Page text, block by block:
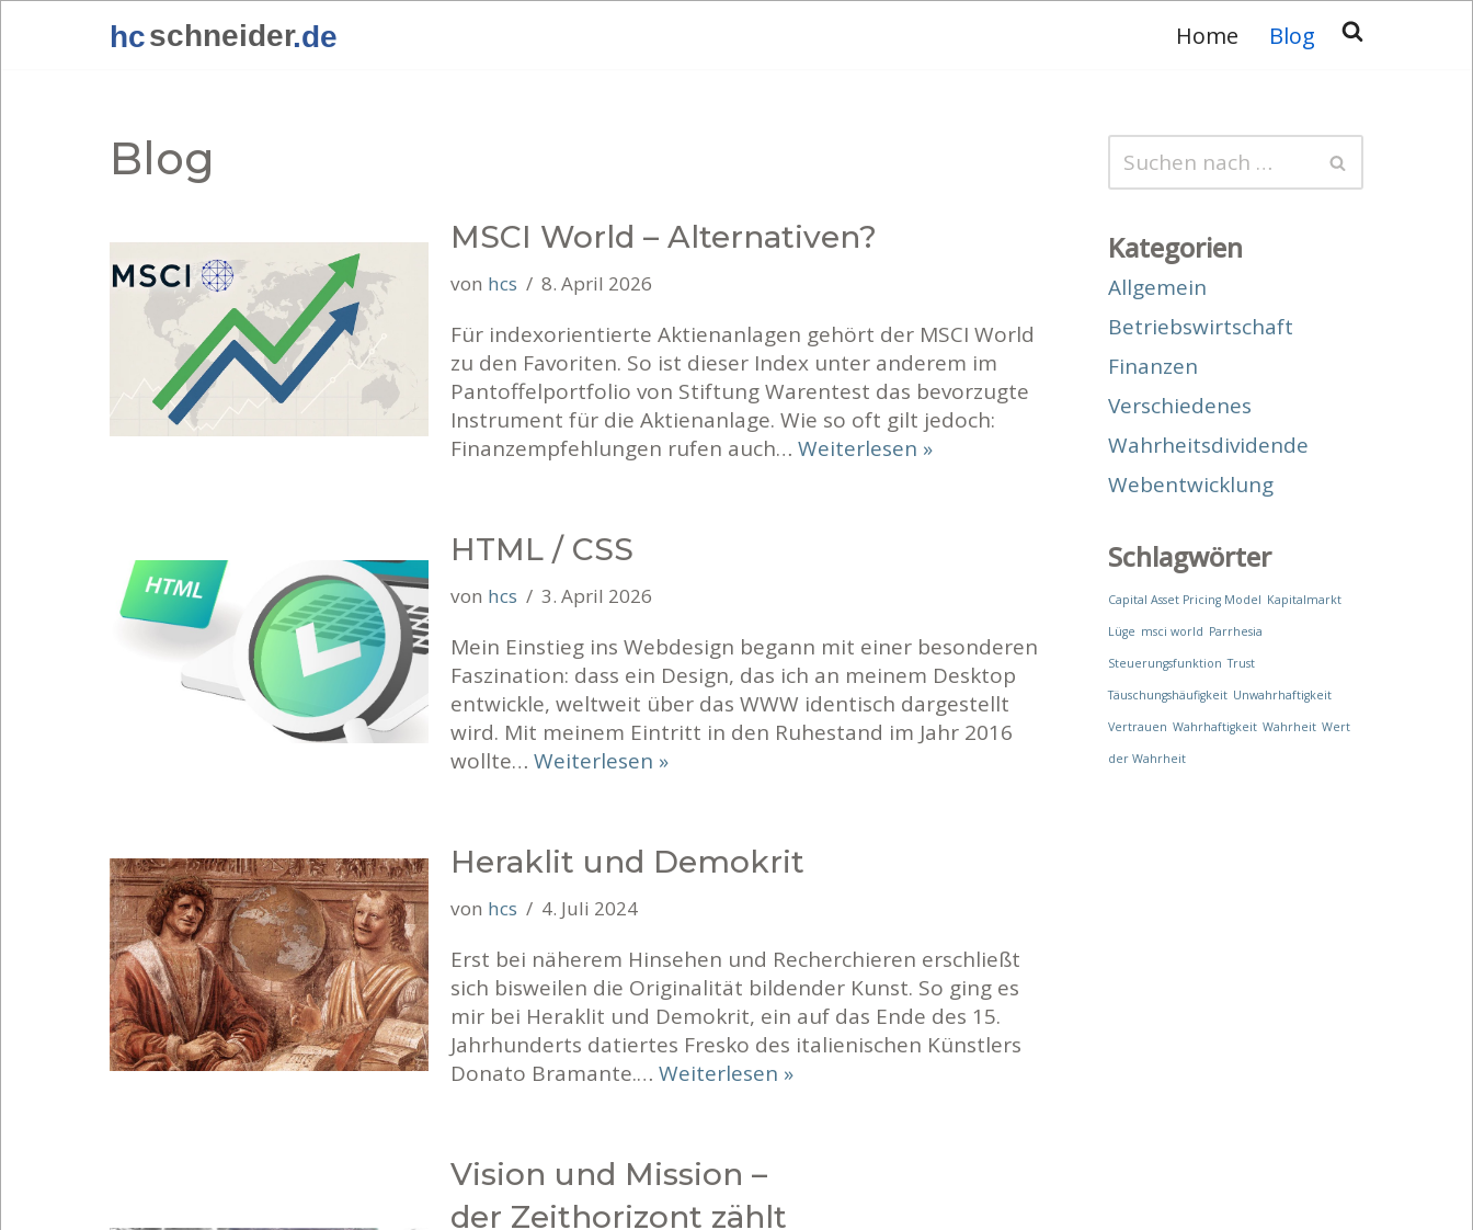
Home Blog
Blog
MSCI World – Alternativen?
von hcs 8. April 2026
Für indexorientierte Aktienanlagen gehört der MSCI World
zu den Favoriten. So ist dieser Index unter anderem im
Pantoffelportfolio von Stiftung Warentest das bevorzugte
Instrument für die Aktienanlage. Wie so oft gilt jedoch:
Finanzempfehlungen rufen auch… Weiterlesen »
HTML / CSS
von hcs 3. April 2026
Mein Einstieg ins Webdesign begann mit einer besonderen
Faszination: dass ein Design, das ich an meinem Desktop
entwickle, weltweit über das WWW identisch dargestellt
wird. Mit meinem Eintritt in den Ruhestand im Jahr 2016
wollte… Weiterlesen »
Heraklit und Demokrit
von hcs 4. Juli 2024
Erst bei näherem Hinsehen und Recherchieren erschließt
sich bisweilen die Originalität bildender Kunst. So ging es
mir bei Heraklit und Demokrit, ein auf das Ende des 15.
Jahrhunderts datiertes Fresko des italienischen Künstlers
Donato Bramante.… Weiterlesen »
Vision und Mission –
der Zeithorizont zählt
Kategorien
Allgemein
Betriebswirtschaft
Finanzen
Verschiedenes
Wahrheitsdividende
Webentwicklung
Schlagwörter
Capital Asset Pricing Model Kapitalmarkt
Lüge msci world Parrhesia
Steuerungsfunktion Trust
Täuschungshäufigkeit Unwahrhaftigkeit
Vertrauen Wahrhaftigkeit Wahrheit Wert
der Wahrheit